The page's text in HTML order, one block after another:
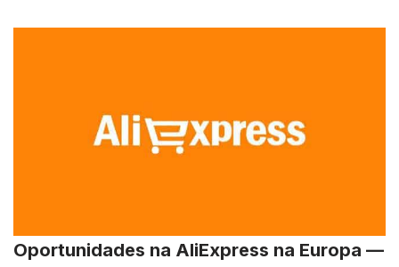
Oportunidades na AliExpress na Europa —